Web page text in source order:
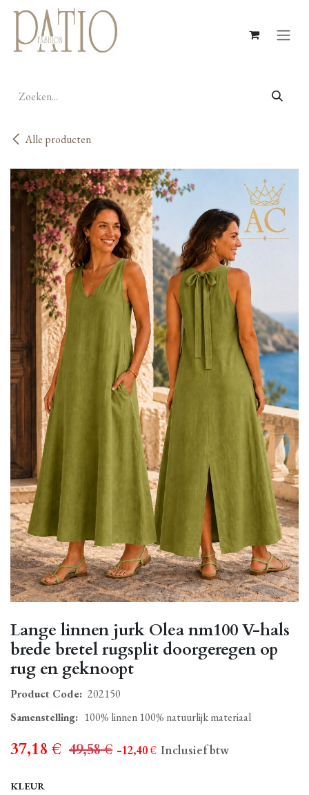
Overslaan naar inhoud
Alle producten
Lange linnen jurk Olea nm100 V-hals
brede bretel rugsplit doorgeregen op
rug en geknoopt
Product Code: 202150
Samenstelling: 100% linnen 100% natuurlijk materiaal
37,18 € 49,58€ - 12,40€ Inclusief btw
KLEUR